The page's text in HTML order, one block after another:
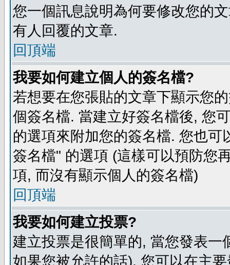
您一個訊息說明為何要修改您的
有人回覆的文章.
回頂端
我要如何建立個人的簽名檔?
若想要在您張貼的文章下顯示您
個簽名檔. 當建立好簽名檔後, 您
的選項來附加您的簽名檔. 您也
簽名檔" 的選項 (這樣可以預防您
項, 而沒有顯示個人的簽名檔)
回頂端
我要如何建立投票?
建立投票是很簡單的, 當您發表
如果您被允許的話), 您可以在主